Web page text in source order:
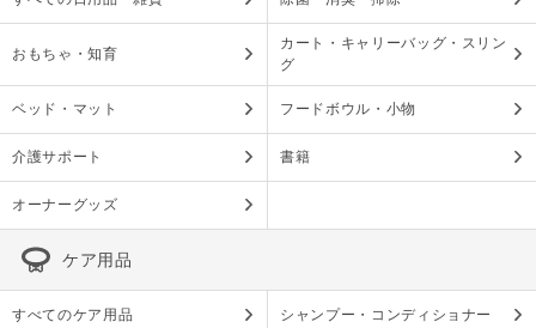
おもちゃ・知育
カート・キャリーバッグ・スリン
グ
ベッド・マット フードボウル・小物
介護サポート 書籍
オーナーグッズ
ケア用品
すべてのケア用品 シャンプー・コンディショナー